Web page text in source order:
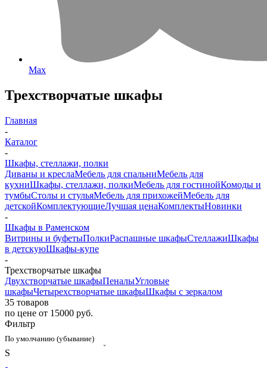
Max
Трехстворчатые шкафы
Главная
-
Каталог
-
Шкафы, стеллажи, полки
Диваны и креслаМебель для спальниМебель для
кухниШкафы, стеллажи, полкиМебель для гостинойКомоды и
тумбыСтолы и стульяМебель для прихожейМебель для
детскойКомплектующиеЛучшая ценаКомплектыНовинки
-
Шкафы в Раменском
Витрины и буфетыПолкиРаспашные шкафыСтеллажиШкафы
в детскуюШкафы-купе
-
Трехстворчатые шкафы
Двухстворчатые шкафыПеналыУгловые
шкафыЧетырехстворчатые шкафыШкафы с зеркалом
35 товаров
по цене от 15000 руб.
Фильтр
По умолчанию (убывание)
S